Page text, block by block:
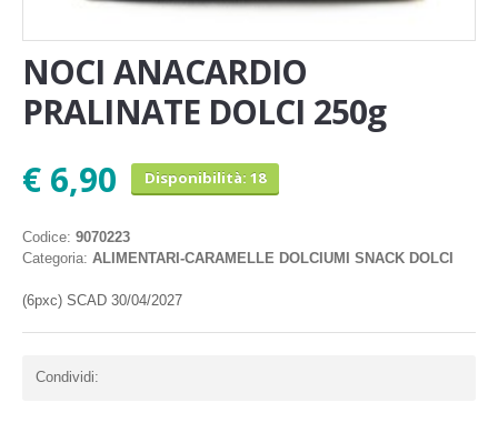
NOCI ANACARDIO
PRALINATE DOLCI 250g
€ 6,90
Disponibilità: 18
Codice: 9070223
Categoria: ALIMENTARI-CARAMELLE DOLCIUMI SNACK DOLCI
(6pxc) SCAD 30/04/2027
Condividi: